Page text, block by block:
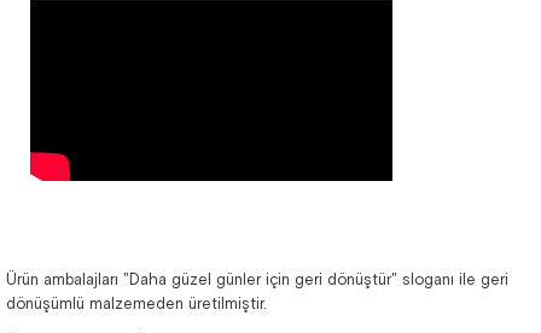
Ürün ambalajları "Daha güzel günler için geri dönüştür" sloganı ile geri
dönüşümlü malzemeden üretilmiştir.